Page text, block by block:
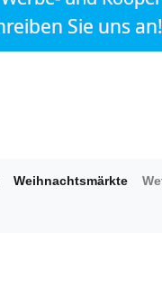
Weihnachtsmärkte